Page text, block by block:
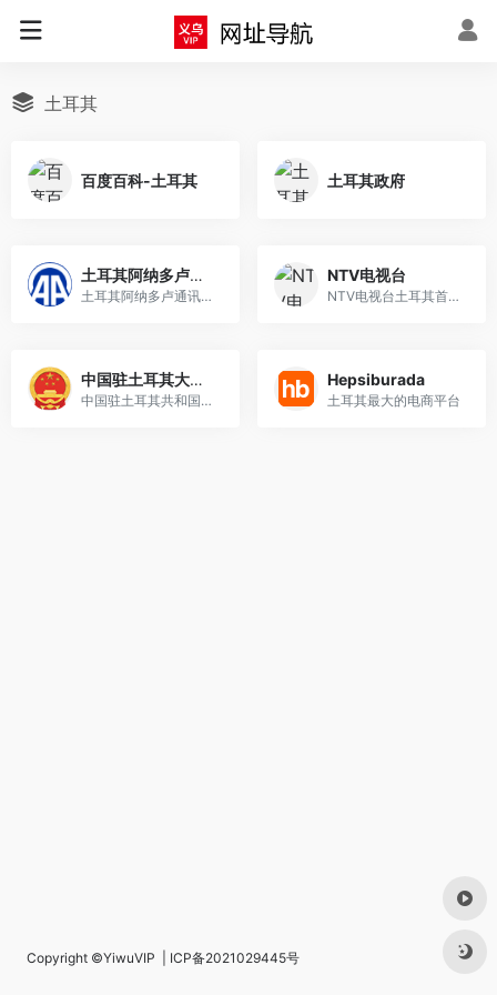
土耳其
百度百科-土耳其 土耳其政府
土耳其阿纳多卢通讯社
土耳其阿纳多卢通讯社（Anado...
NTV电视台
NTV电视台土耳其首个新闻频道...
中国驻土耳其大使馆
中国驻土耳其共和国大使馆（E...
Hepsiburada
土耳其最大的电商平台
Copyright ©YiwuVIP ICP备2021029445号